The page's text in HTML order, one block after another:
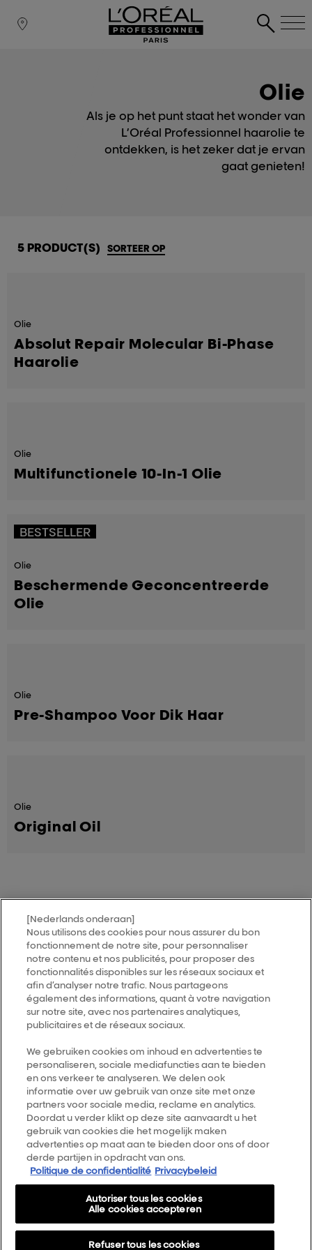
Olie
Als je op het punt staat het wonder van
L’Oréal Professionnel haarolie te
ontdekken, is het zeker dat je ervan
gaat genieten!
5 PRODUCT(S) SORTEER OP
Olie
Absolut Repair Molecular Bi-Phase
Haarolie
Olie
Multifunctionele 10-In-1 Olie
BESTSELLER
Olie
Beschermende Geconcentreerde
Olie
Olie
Pre-Shampoo Voor Dik Haar
Olie
Original Oil
MY HAIR[iD]
Vind een salon
Follow us
14, rue Royale 75008 PARIS
[email protected]
Terug naar de top
Kies je land
Smartbond
Sitemap
Algemene voorwaarden
Privacybeleid
[Nederlands onderaan]
Nous utilisons des cookies pour nous assurer du bon
fonctionnement de notre site, pour personnaliser
notre contenu et nos publicités, pour proposer des
fonctionnalités disponibles sur les réseaux sociaux et
afin d’analyser notre trafic. Nous partageons
également des informations, quant à votre navigation
sur notre site, avec nos partenaires analytiques,
publicitaires et de réseaux sociaux.
We gebruiken cookies om inhoud en advertenties te
personaliseren, sociale mediafuncties aan te bieden
en ons verkeer te analyseren. We delen ook
informatie over uw gebruik van onze site met onze
partners voor sociale media, reclame en analytics.
Doordat u verder klikt op deze site aanvaardt u het
gebruik van cookies die het mogelijk maken
advertenties op maat aan te bieden door ons of door
derde partijen in opdracht van ons.
Politique de confidentialité Privacybeleid
Refuser tous les cookies
Autoriser tous les cookies
Alle cookies accepteren